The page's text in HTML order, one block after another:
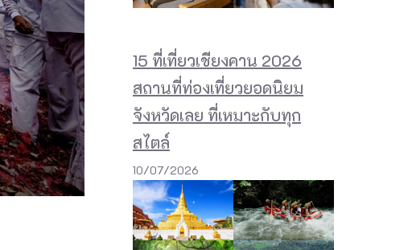
15 ที่เที่ยวเชียงคาน 2026
สถานที่ท่องเที่ยวยอดนิยม
จังหวัดเลย ที่เหมาะกับทุก
สไตล์
10/07/2026